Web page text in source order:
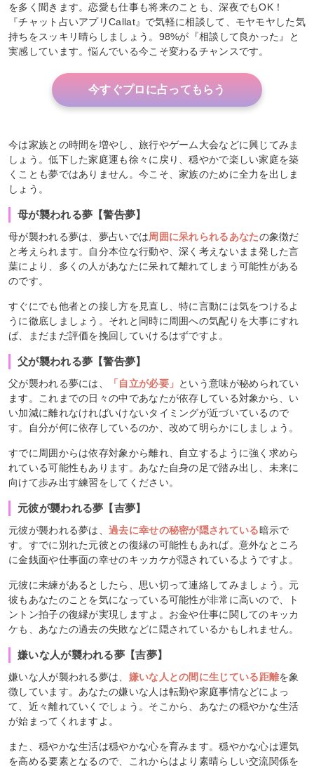
を多く聞きます。恋愛も仕事も将来のことも、深夜でもOK！
『チャット占いアプリCallat』で気軽に相談して、モヤモヤした気
持ちをスッキリ晴らしましょう。98%が『相談して良かった』と
実感しています。悩んでいる今こそ変わるチャンスです。
今すぐプロに占ってもらう
今は家族との時間を増やし、旅行やゲーム大会などに興じてみま
しょう。低下した家庭運も徐々に戻り、穏やかで楽しい家庭を築
くことも夢ではありません。今こそ、家族のために全力を出しま
しょう。
母が襲われる夢【警告夢】
母が襲われる夢は、夢占いでは周囲に呆れられるあなたの象徴だ
と考えられます。自分本位な行動や、深く考えないまま発した言
葉により、多くの人があなたに呆れて離れてしまう可能性がある
のです。
すぐにでも他者との接し方を見直し、特に言動には気をつけるよ
うに徹底しましょう。それと同時に周囲への気配りを大事にすれ
ば、まだまだ評価を挽回していけるはずですよ。
父が襲われる夢【警告夢】
父が襲われる夢には、 「自立が必要」 という意味が秘められてい
ます。これまでの日々の中であなたが依存している対象から、い
い加減に離れなければいけないタイミングが近づいているので
す。自分が何に依存しているのか、改めて明らかにしましょう。
すでに周囲からは依存対象から離れ、自立するように強く求めら
れている可能性もあります。あなた自身の足で踏み出し、未来に
向けて歩み出す練習をしてください。
元彼が襲われる夢【吉夢】
元彼が襲われる夢は、過去に幸せの秘密が隠されている暗示で
す。すでに別れた元彼との復縁の可能性もあれば。意外なところ
に金銭面や仕事面の幸せのキッカケが隠されているようですよ。
元彼に未練があるとしたら、思い切って連絡してみましょう。元
彼もあなたのことを気になっている可能性が非常に高いので、ト
ントン拍子の復縁が実現しますよ。お金や仕事に関してのキッカ
ケも、あなたの過去の失敗などに隠されているかもしれません。
嫌いな人が襲われる夢【吉夢】
嫌いな人が襲われる夢は、 嫌いな人との間に生じている距離を象
徴しています。あなたの嫌いな人は転勤や家庭事情などによっ
て、近々離れていくでしょう。そこから、あなたの穏やかな生活
が始まってくれますよ。
また、穏やかな生活は穏やかな心を育みます。穏やかな心は運気
を高める要素となるので、これからはより素晴らしい交流関係を